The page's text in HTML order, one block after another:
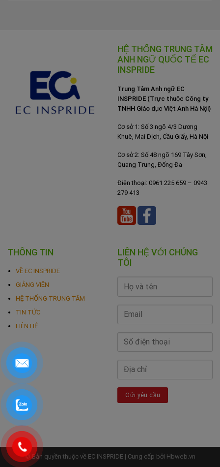
HỆ THỐNG TRUNG TÂM
ANH NGỮ QUỐC TẾ EC
INSPRIDE
Trung Tâm Anh ngữ EC
INSPRIDE (Trực thuộc Công ty
TNHH Giáo dục Việt Anh Hà Nội)
Cơ sở 1: Số 3 ngõ 4/3 Dương
Khuê, Mai Dịch, Cầu Giấy, Hà Nội
Cơ sở 2: Số 48 ngõ 169 Tây Sơn,
Quang Trung, Đống Đa
Điện thoại: 0961 225 659 – 0943
279 413
THÔNG TIN
VỀ EC INSPRIDE
GIẢNG VIÊN
HỆ THỐNG TRUNG TÂM
TIN TỨC
LIÊN HỆ
LIÊN HỆ VỚI CHÚNG
TÔI
© Bản quyền thuộc về EC INSPRIDE | Cung cấp bởi Hbweb.vn